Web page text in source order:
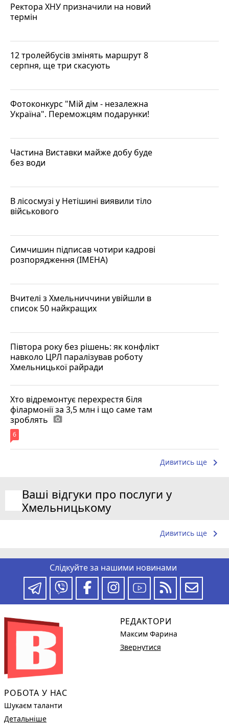
Ректора ХНУ призначили на новий
термін
12 тролейбусів змінять маршрут 8
серпня, ще три скасують
Фотоконкурс "Мій дім - незалежна
Україна". Переможцям подарунки!
Частина Виставки майже добу буде
без води
В лісосмузі у Нетішині виявили тіло
військового
Симчишин підписав чотири кадрові
розпорядження (ІМЕНА)
Вчителі з Хмельниччини увійшли в
список 50 найкращих
Півтора року без рішень: як конфлікт
навколо ЦРЛ паралізував роботу
Хмельницької райради
Хто відремонтує перехрестя біля
філармонії за 3,5 млн і що саме там
зроблять photo_camera
6
Дивитись ще keyboard_arrow_right
Ваші відгуки про послуги у
Хмельницькому
Дивитись ще keyboard_arrow_right
Слідкуйте за нашими новинами
РОБОТА У НАС
Шукаєм таланти
Детальніше
РЕДАКТОРИ
Максим Фарина
Звернутися